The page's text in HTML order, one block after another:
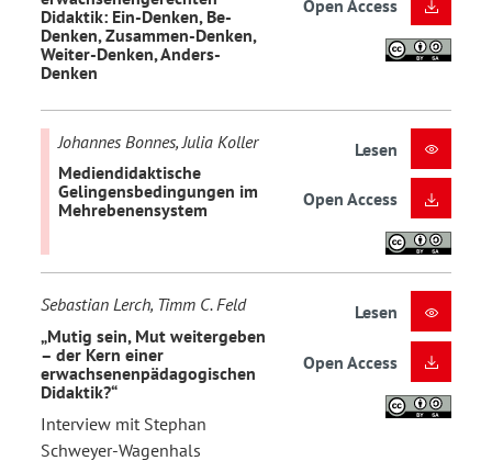
Didaktik: Ein-Denken, Be-
Denken, Zusammen-Denken,
Weiter-Denken, Anders-
Denken
Open Access
Johannes Bonnes, Julia Koller
Mediendidaktische
Gelingensbedingungen im
Mehrebenensystem
Lesen
Open Access
Sebastian Lerch, Timm C. Feld
„Mutig sein, Mut weitergeben
– der Kern einer
erwachsenenpädagogischen
Didaktik?“
Interview mit Stephan
Schweyer-Wagenhals
Lesen
Open Access